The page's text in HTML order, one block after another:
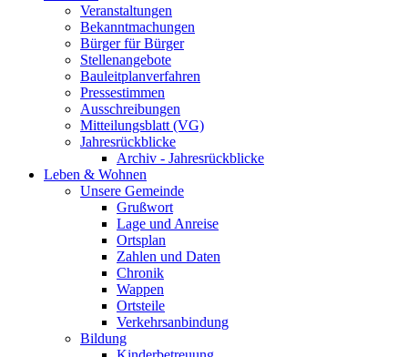
Veranstaltungen
Bekanntmachungen
Bürger für Bürger
Stellenangebote
Bauleitplanverfahren
Pressestimmen
Ausschreibungen
Mitteilungsblatt (VG)
Jahresrückblicke
Archiv - Jahresrückblicke
Leben & Wohnen
Unsere Gemeinde
Grußwort
Lage und Anreise
Ortsplan
Zahlen und Daten
Chronik
Wappen
Ortsteile
Verkehrsanbindung
Bildung